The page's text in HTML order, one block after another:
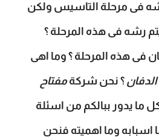
فى مرحلة التاسيس ولكن
رشه فى هذه المرحلة ؟
فى هذه المرحلة ؟ وما اهى
؟ نحن شركةمفتاح
ما يدور ببالكم من اسئلة
وما اهميته فنحن